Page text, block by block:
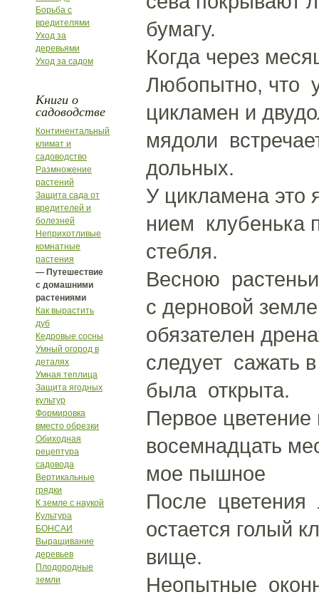
Борьба с
вредителями
Уход за
деревьями
Уход за садом
Книги о
садоводстве
Континентальный
климат и
садоводство
Размножение
растений
Защита сада от
вредителей и
болезней
Неприхотливые
комнатные
растения
— Путешествие
с домашними
растениями
Как вырастить
дуб
Кедровые сосны
Умный огород в
деталях
Умная теплица
Защита ягодных
культур
Формировка
вместо обрезки
Обиходная
рецептура
садовода
Вертикальные
грядки
К земле с наукой
Культура
БОНСАИ
Выращивание
деревьев
Плодородные
земли
бумагу.
Когда через
Любопытно, что
цикламен и
мядоли
дольных.
У цикламена это
нием клубенька
стебля.
Весною
с дерновой
обязателен
следует сажать
была открыта.
Первое
восемнадцать
мое пышное
После цветения
остается голый
вище.
Неопытные